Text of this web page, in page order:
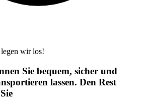
wir los!
Sie bequem, sicher und
lassen. Den Rest